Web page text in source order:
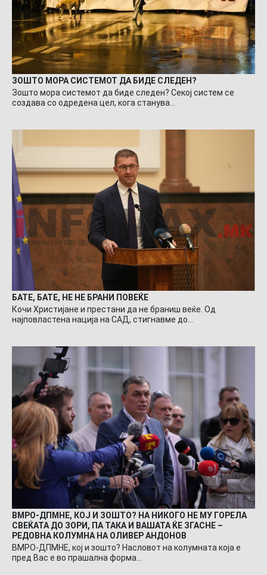
ЗОШТО МОРА СИСТЕМОТ ДА БИДЕ СЛЕДЕН?
Зошто мора системот да биде следен? Секој систем се
создава со одредена цел, кога станува…
БАТЕ, БАТЕ, НЕ НЕ БРАНИ ПОВЕЌЕ
Кочи Христијане и престани да не браниш веќе. Од
најповластена нација на САД, стигнавме до…
ВМРО-ДПМНЕ, КОЈ И ЗОШТО? НА НИКОГО НЕ МУ ГОРЕЛА
СВЕЌАТА ДО ЗОРИ, ПА ТАКА И ВАШАТА ЌЕ ЗГАСНЕ –
РЕДОВНА КОЛУМНА НА ОЛИВЕР АНДОНОВ
ВМРО-ДПМНЕ, кој и зошто? Насловот на колумната која е
пред Вас е во прашална форма…